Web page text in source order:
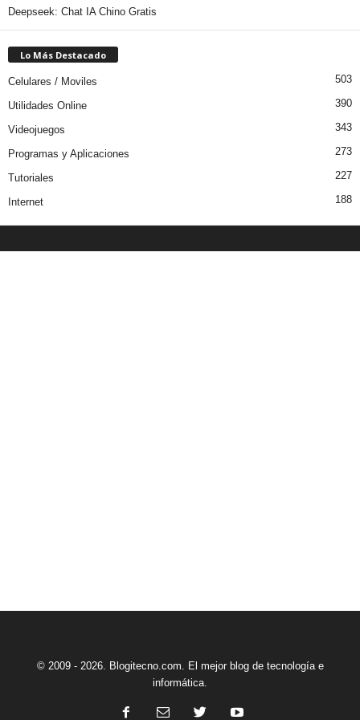
Deepseek: Chat IA Chino Gratis
Lo Más Destacado
Celulares / Moviles 503
Utilidades Online 390
Videojuegos 343
Programas y Aplicaciones 273
Tutoriales 227
Internet 188
© 2009 - 2026. Blogitecno.com. El mejor blog de tecnología e
informática.